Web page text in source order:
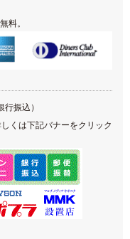
料。
振込）
くは下記バナーをクリック